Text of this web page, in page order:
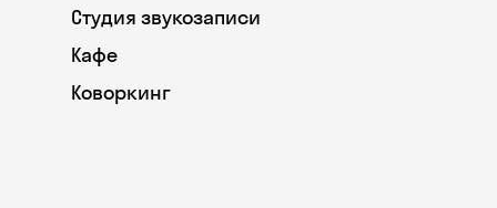
Студия звукозаписи
Кафе
Коворкинг